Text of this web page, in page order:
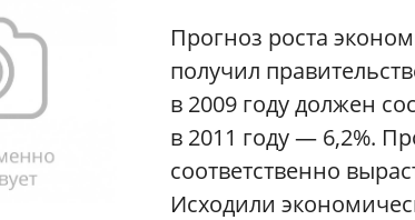
Прогноз роста
получил
в 2009 году должен
в 2011 году — 6,2%.
соответственно
Исходили